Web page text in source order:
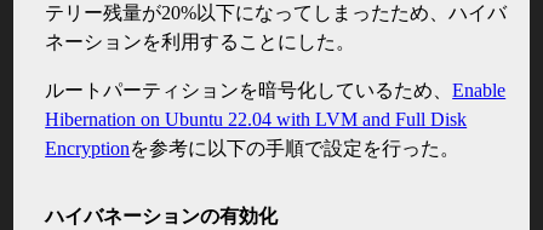
テリー残量が20%以下になってしまったため、ハイバ
ネーションを利用することにした。
ルートパーティションを暗号化しているため、Enable
Hibernation on Ubuntu 22.04 with LVM and Full Disk
Encryptionを参考に以下の手順で設定を行った。
ハイバネーションの有効化